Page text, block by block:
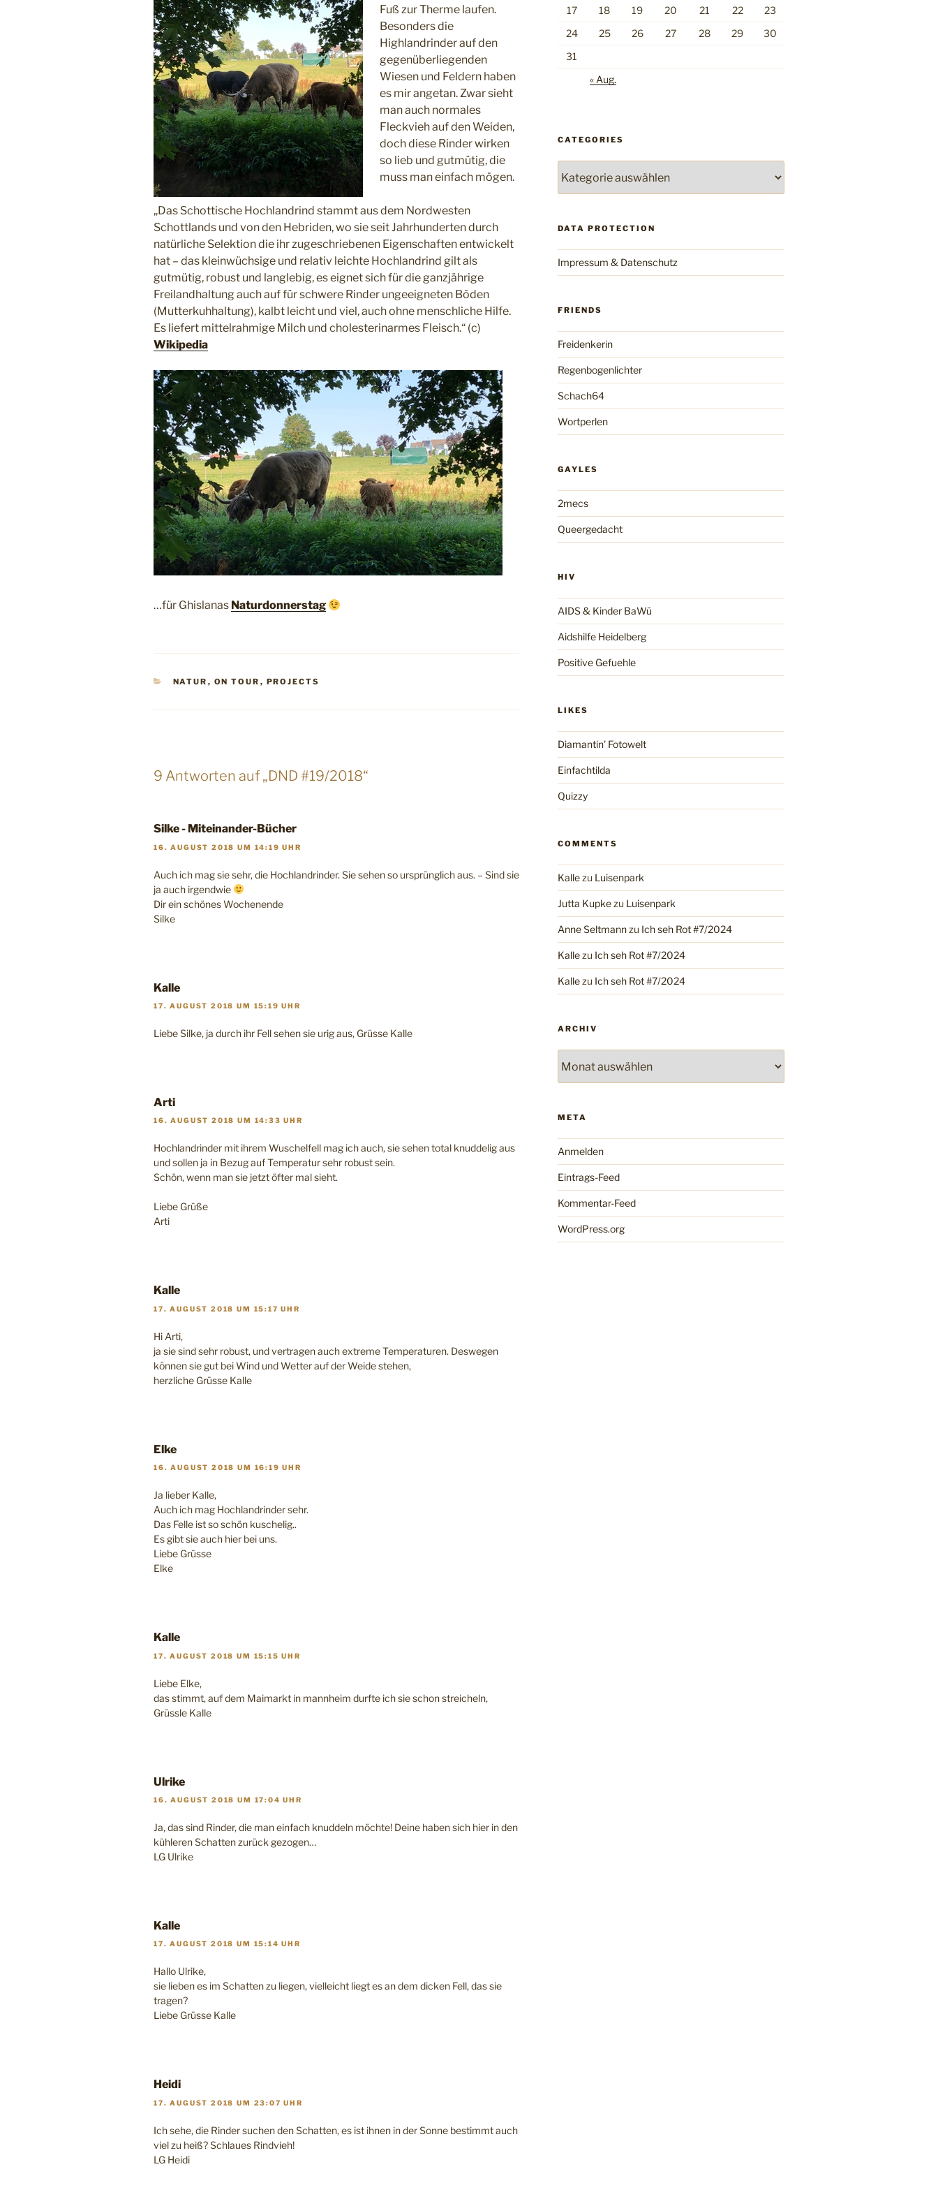
Fuß zur Therme laufen.
Besonders die
Highlandrinder auf den
gegenüberliegenden
Wiesen und Feldern haben
es mir angetan. Zwar sieht
man auch normales
Fleckvieh auf den Weiden,
doch diese Rinder wirken
so lieb und gutmütig, die
muss man einfach mögen.
„Das Schottische Hochlandrind stammt aus dem Nordwesten
Schottlands und von den Hebriden, wo sie seit Jahrhunderten durch
natürliche Selektion die ihr zugeschriebenen Eigenschaften entwickelt
hat – das kleinwüchsige und relativ leichte Hochlandrind gilt als
gutmütig, robust und langlebig, es eignet sich für die ganzjährige
Freilandhaltung auch auf für schwere Rinder ungeeigneten Böden
(Mutterkuhhaltung), kalbt leicht und viel, auch ohne menschliche Hilfe.
Es liefert mittelrahmige Milch und cholesterinarmes Fleisch.“ (c)
Wikipedia
…für Ghislanas Naturdonnerstag
KATEGORIEN
NATUR , ON TOUR , PROJECTS
9 Antworten auf „DND #19/2018“
Silke - Miteinander-Bücher
16. AUGUST 2018 UM 14:19 UHR
Auch ich mag sie sehr, die Hochlandrinder. Sie sehen so ursprünglich aus. – Sind sie
ja auch irgendwie
Dir ein schönes Wochenende
Silke
Kalle
17. AUGUST 2018 UM 15:19 UHR
Liebe Silke, ja durch ihr Fell sehen sie urig aus, Grüsse Kalle
Arti
16. AUGUST 2018 UM 14:33 UHR
Hochlandrinder mit ihrem Wuschelfell mag ich auch, sie sehen total knuddelig aus
und sollen ja in Bezug auf Temperatur sehr robust sein.
Schön, wenn man sie jetzt öfter mal sieht.
Liebe Grüße
Arti
Kalle
17. AUGUST 2018 UM 15:17 UHR
Hi Arti,
ja sie sind sehr robust, und vertragen auch extreme Temperaturen. Deswegen
können sie gut bei Wind und Wetter auf der Weide stehen,
herzliche Grüsse Kalle
Elke
16. AUGUST 2018 UM 16:19 UHR
Ja lieber Kalle,
Auch ich mag Hochlandrinder sehr.
Das Felle ist so schön kuschelig..
Es gibt sie auch hier bei uns.
Liebe Grüsse
Elke
Kalle
17. AUGUST 2018 UM 15:15 UHR
Liebe Elke,
das stimmt, auf dem Maimarkt in mannheim durfte ich sie schon streicheln,
Grüssle Kalle
Ulrike
16. AUGUST 2018 UM 17:04 UHR
Ja, das sind Rinder, die man einfach knuddeln möchte! Deine haben sich hier in den
kühleren Schatten zurück gezogen…
LG Ulrike
Kalle
17. AUGUST 2018 UM 15:14 UHR
Hallo Ulrike,
sie lieben es im Schatten zu liegen, vielleicht liegt es an dem dicken Fell, das sie
tragen?
Liebe Grüsse Kalle
Heidi
17. AUGUST 2018 UM 23:07 UHR
Ich sehe, die Rinder suchen den Schatten, es ist ihnen in der Sonne bestimmt auch
viel zu heiß? Schlaues Rindvieh!
LG Heidi
17
18 19 20 21 22
23
24
25 26 27 28 29
30
31
« Aug.
CATEGORIES
DATA PROTECTION
Impressum & Datenschutz
FRIENDS
Freidenkerin
Regenbogenlichter
Schach64
Wortperlen
GAYLES
2mecs
Queergedacht
HIV
AIDS & Kinder BaWü
Aidshilfe Heidelberg
Positive Gefuehle
LIKES
Diamantin' Fotowelt
Einfachtilda
Quizzy
COMMENTS
Kallezu Luisenpark
Jutta Kupkezu Luisenpark
Anne Seltmannzu Ich seh Rot #7/2024
Kallezu Ich seh Rot #7/2024
Kallezu Ich seh Rot #7/2024
ARCHIV
META
Anmelden
Eintrags-Feed
Kommentar-Feed
WordPress.org